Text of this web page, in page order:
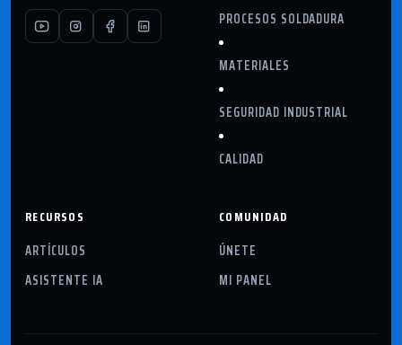
PROCESOS SOLDADURA
MATERIALES
SEGURIDAD INDUSTRIAL
CALIDAD
RECURSOS
ARTÍCULOS
ASISTENTE IA
COMUNIDAD
ÚNETE
MI PANEL